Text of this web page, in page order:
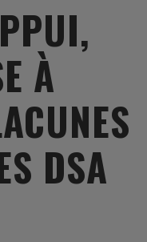
À
DSA